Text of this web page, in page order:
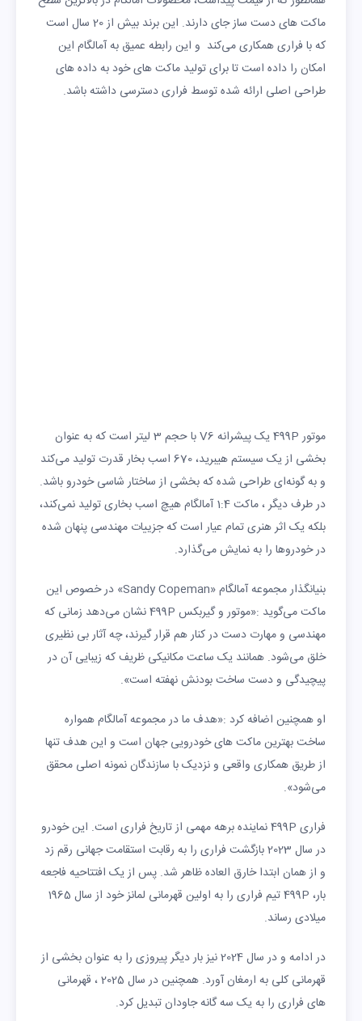
ماکت های دست ساز جای دارند. این برند بیش از 20 سال است
که با فراری همکاری می‌کند و این رابطه عمیق به آمالگام این
امکان را داده است تا برای تولید ماکت های خود به داده های
طراحی اصلی ارائه شده توسط فراری دسترسی داشته باشد.
موتور 499P یک پیشرانه V6 با حجم 3 لیتر است که به عنوان
بخشی از یک سیستم هیبرید، 670 اسب بخار قدرت تولید می‌کند
و به گونه‌ای طراحی شده که بخشی از ساختار شاسی خودرو باشد.
در طرف دیگر ، ماکت 1:4 آمالگام هیچ اسب بخاری تولید نمی‌کند،
بلکه یک اثر هنری تمام عیار است که جزییات مهندسی پنهان شده
در خودروها را به نمایش می‌گذارد.
بنیانگذار مجموعه آمالگام «Sandy Copeman» در خصوص این
ماکت می‌گوید :«موتور و گیربکس 499P نشان می‌دهد زمانی که
مهندسی و مهارت دست در کنار هم قرار گیرند، چه آثار بی نظیری
خلق می‌شود. همانند یک ساعت مکانیکی ظریف که زیبایی آن در
پیچیدگی و دست ساخت بودنش نهفته است».
او همچنین اضافه کرد :«هدف ما در مجموعه آمالگام همواره
ساخت بهترین ماکت های خودرویی جهان است و این هدف تنها
از طریق همکاری واقعی و نزدیک با سازندگان نمونه اصلی محقق
می‌شود».
فراری 499P نماینده برهه مهمی از تاریخ فراری است. این خودرو
در سال 2023 بازگشت فراری را به رقابت استقامت جهانی رقم زد
و از همان ابتدا خارق العاده ظاهر شد. پس از یک افتتاحیه فاجعه
بار، 499P تیم فراری را به اولین قهرمانی لمانز خود از سال 1965
میلادی رساند.
در ادامه و در سال 2024 نیز بار دیگر پیروزی را به عنوان بخشی از
قهرمانی کلی به ارمغان آورد. همچنین در سال 2025 ، قهرمانی
های فراری را به یک سه گانه جاودان تبدیل کرد.